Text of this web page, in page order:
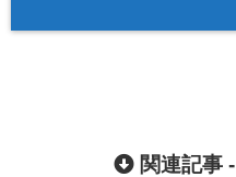
関連記事 -